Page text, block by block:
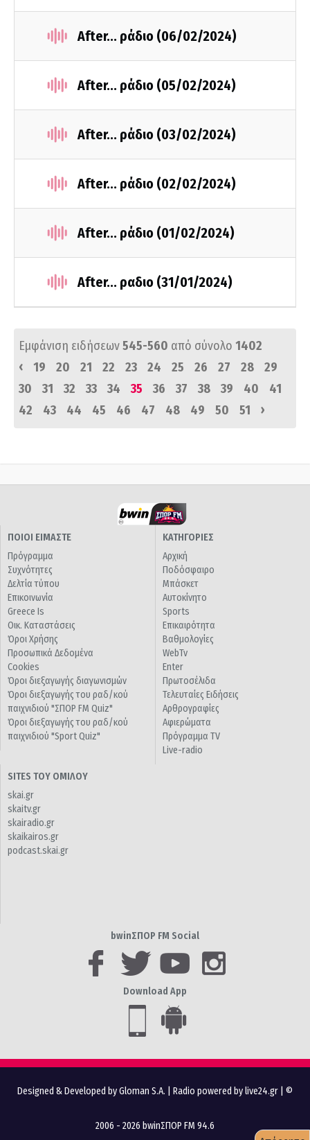
After... ράδιο (06/02/2024)
After... ράδιο (05/02/2024)
After... ράδιο (03/02/2024)
After... ράδιο (02/02/2024)
After... ράδιο (01/02/2024)
After... ραδιο (31/01/2024)
Εμφάνιση ειδήσεων545-560 από σύνολο 1402
‹
19 20 21 22 23 24 25 26 27 28
29
30
31 32 33 34 35 36 37 38 39 40
41
42
43 44 45 46 47 48 49 50 51 ›
ΠΟΙΟΙ ΕΙΜΑΣΤΕ
Πρόγραμμα
Συχνότητες
Δελτία τύπου
Επικοινωνία
Greece Is
Οικ. Καταστάσεις
Όροι Χρήσης
Προσωπικά Δεδομένα
Cookies
Όροι διεξαγωγής διαγωνισμών
Όροι διεξαγωγής του ραδ/κού
παιχνιδιού "ΣΠΟΡ FM Quiz"
Όροι διεξαγωγής του ραδ/κού
παιχνιδιού "Sport Quiz"
ΚΑΤΗΓΟΡΙΕΣ
Αρχική
Ποδόσφαιρο
Μπάσκετ
Αυτοκίνητο
Sports
Επικαιρότητα
Βαθμολογίες
WebTv
Enter
Πρωτοσέλιδα
Τελευταίες Ειδήσεις
Αρθρογραφίες
Αφιερώματα
Πρόγραμμα TV
Live-radio
SITES ΤΟΥ ΟΜΙΛΟΥ
skai.gr
skaitv.gr
skairadio.gr
skaikairos.gr
podcast.skai.gr
bwinΣΠΟΡ FM Social
Download App
Designed & Developed by Gloman S.A. Radio powered by live24.gr | ©
2006 - 2026 bwinΣΠΟΡ FM 94.6